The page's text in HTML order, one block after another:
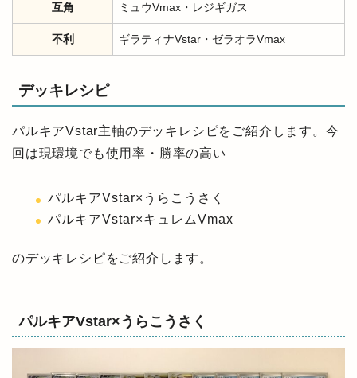
互角 ミュウVmax・レジギガス
不利 ギラティナVstar・ゼラオラVmax
デッキレシピ
パルキアVstar主軸のデッキレシピをご紹介します。今
回は現環境でも使用率・勝率の高い
パルキアVstar×うらこうさく
パルキアVstar×キュレムVmax
のデッキレシピをご紹介します。
パルキアVstar×うらこうさく